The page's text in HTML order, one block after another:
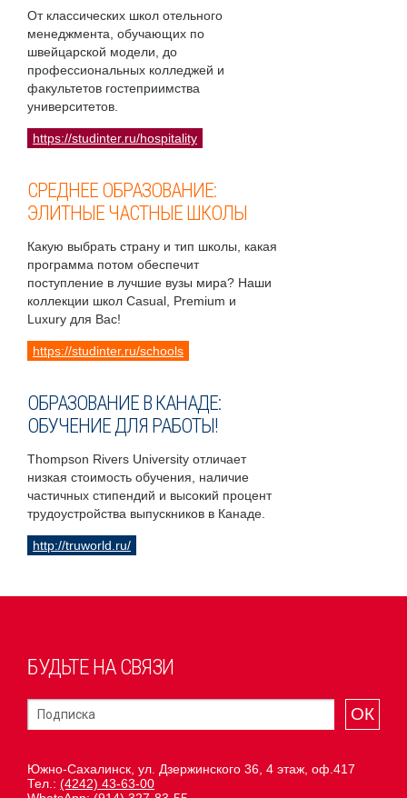
От классических школ отельного
менеджмента, обучающих по
швейцарской модели, до
профессиональных колледжей и
факультетов гостеприимства
университетов.
https://studinter.ru/hospitality
СРЕДНЕЕ ОБРАЗОВАНИЕ:
ЭЛИТНЫЕ ЧАСТНЫЕ ШКОЛЫ
Какую выбрать страну и тип школы, какая
программа потом обеспечит
поступление в лучшие вузы мира? Наши
коллекции школ Casual, Premium и
Luxury для Вас!
https://studinter.ru/schools
ОБРАЗОВАНИЕ В КАНАДЕ:
ОБУЧЕНИЕ ДЛЯ РАБОТЫ!
Thompson Rivers University отличает
низкая стоимость обучения, наличие
частичных стипендий и высокий процент
трудоустройства выпускников в Канаде.
http://truworld.ru/
БУДЬТЕ НА СВЯЗИ
ОК
Южно-Сахалинск, ул. Дзержинского 36, 4 этаж, оф.417
Тел.: (4242) 43-63-00